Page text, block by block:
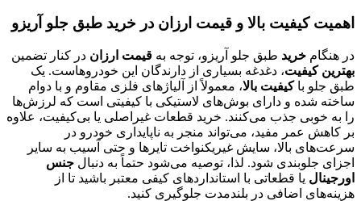
اهمیت کیفیت بالا و قیمت ارزان در خرید طبق جلو آریزو
در هنگام خرید طبق جلو آریزو، توجه به قیمت ارزان در کنار تضمین
بهترین کیفیت، دغدغه بسیاری از دارندگان این خودروهاست. یک
طبق جلو باکیفیت بالا، معمولاً از آلیاژهای فلزی مقاوم و با دوام
ساخته شده و دارای بوش‌های لاستیکی با کیفیتی است که لرزش‌ها
را به خوبی جذب می‌کنند. خرید قطعات غیراصلی یا بی‌کیفیت، علاوه
بر کاهش عمر مفید، می‌تواند منجر به ناپایداری خودرو در
سرعت‌های بالا، سایش غیریکنواخت تایرها و حتی آسیب به سایر
اجزای جلوبندی شود. لذا، توصیه می‌شود حتماً به دنبال جنس
اورجینال یا قطعاتی با استانداردهای کیفی معتبر باشید تا از
هزینه‌های اضافی در بلندمدت جلوگیری کنید.